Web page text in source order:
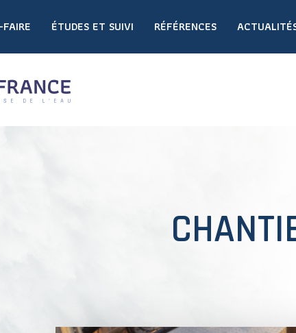
ÉTUDES ET SUIVI RÉFÉRENCES